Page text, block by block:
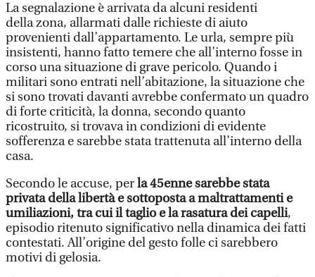
La segnalazione è arrivata da alcuni residenti
della zona, allarmati dalle richieste di aiuto
provenienti dall’appartamento. Le urla, sempre più
insistenti, hanno fatto temere che all’interno fosse in
corso una situazione di grave pericolo. Quando i
militari sono entrati nell’abitazione, la situazione che
si sono trovati davanti avrebbe confermato un quadro
di forte criticità, la donna, secondo quanto
ricostruito, si trovava in condizioni di evidente
sofferenza e sarebbe stata trattenuta all’interno della
casa.
Secondo le accuse, perla 45enne sarebbe stata
privata della libertà e sottoposta a maltrattamenti e
umiliazioni, tra cui il taglio e la rasatura dei capelli,
episodio ritenuto significativo nella dinamica dei fatti
contestati. All’origine del gesto folle ci sarebbero
motivi di gelosia.